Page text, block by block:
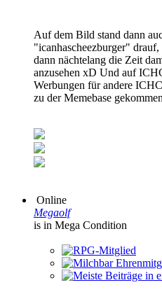
Auf dem Bild stand dann
"icanhascheezburger"
dann nächtelang die Zeit
anzusehen xD Und auf
Werbungen für andere
zu der Memebase
Online
Megaolf
is in Mega Condition